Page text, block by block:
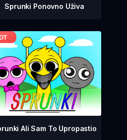
Sprunki Ponovno Uživa
Ali Sam To Upropastio